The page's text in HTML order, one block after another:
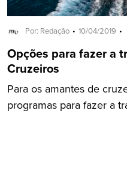
Por: Redação 10/04/2019
Opções para fazer a
Cruzeiros
Para os amantes de
programas para fazer a